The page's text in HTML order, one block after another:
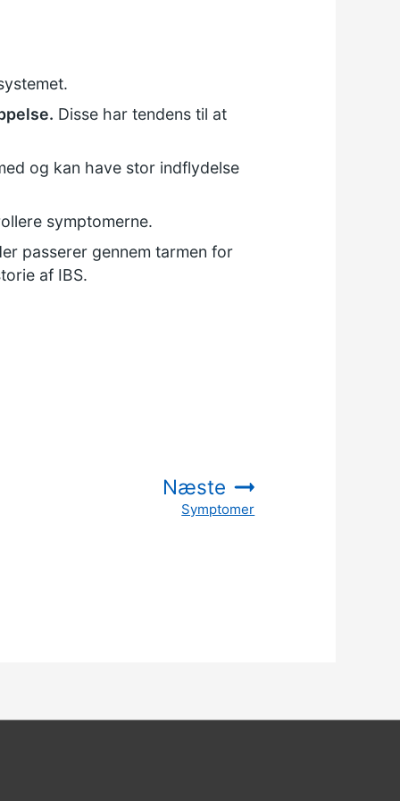
Disse har tendens til at
og kan have stor indflydelse
symptomerne.
passerer gennem tarmen for
af IBS.
Næste
:
Symptomer